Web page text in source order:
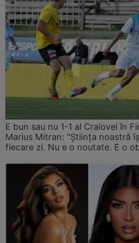
E bun sau nu 1-1 al Craiovei în
Marius Mitran: “Știința noastră
fiecare zi. Nu e o noutate. E o